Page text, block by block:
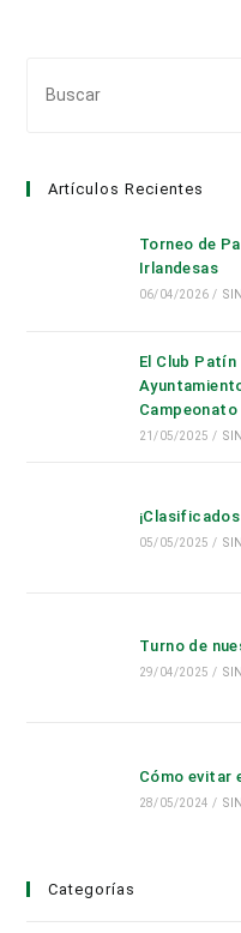
Artículos Recientes
Torneo de
Irlandesas
06/04/2026 /
El Club
Campeonato
21/05/2025 /
05/05/2025 /
Turno de
29/04/2025 /
Cómo evitar
28/05/2024 /
Categorías